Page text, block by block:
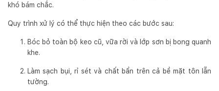
khó bám chắc.
Quy trình xử lý có thể thực hiện theo các bước sau:
Bóc bỏ toàn bộ keo cũ, vữa rời và lớp sơn bị bong quanh
khe.
Làm sạch bụi, rỉ sét và chất bẩn trên cả bề mặt tôn lẫn
tường.